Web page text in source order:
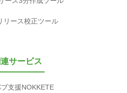
リース校正ツール
サービス
支援NOKKETE